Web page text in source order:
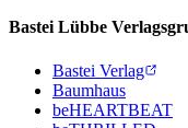
Bastei Lübbe
Bastei Verlag
Baumhaus
beHEARTBEAT